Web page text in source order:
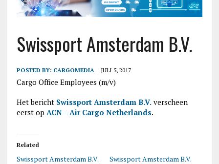
Swissport Amsterdam B.V.
POSTED BY: CARGOMEDIA JULI 5, 2017
Cargo Office Employees (m/v)
Het bericht Swissport Amsterdam B.V.verscheen
eerst op ACN – Air Cargo Netherlands.
Related
Swissport Amsterdam B.V.
Swissport Amsterdam B.V.